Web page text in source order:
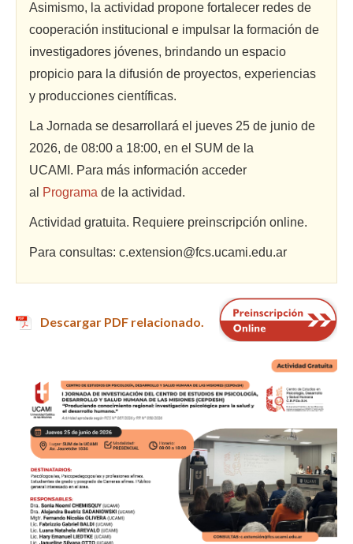
Asimismo, la actividad propone fortalecer redes de
cooperación institucional e impulsar la formación de
investigadores jóvenes, brindando un espacio
propicio para la difusión de proyectos, experiencias
y producciones científicas.
La Jornada se desarrollará el jueves 25 de junio de
2026, de 08:00 a 18:00, en el SUM de la
UCAMI. Para más información acceder
al
Programa de la actividad.
Actividad gratuita. Requiere preinscripción online.
Para consultas: c.extension@fcs.ucami.edu.ar
Descargar PDF relacionado.